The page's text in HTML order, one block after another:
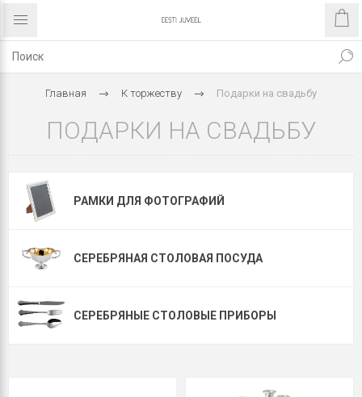
Главная К торжеству Подарки на свадьбу
ПОДАРКИ НА СВАДЬБУ
РАМКИ ДЛЯ ФОТОГРАФИЙ
СЕРЕБРЯНАЯ СТОЛОВАЯ ПОСУДА
СЕРЕБРЯНЫЕ СТОЛОВЫЕ ПРИБОРЫ